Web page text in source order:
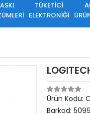
TÜKETİCİ
ELEKTRONİĞİ
Ürün Kodu:
Barkod: